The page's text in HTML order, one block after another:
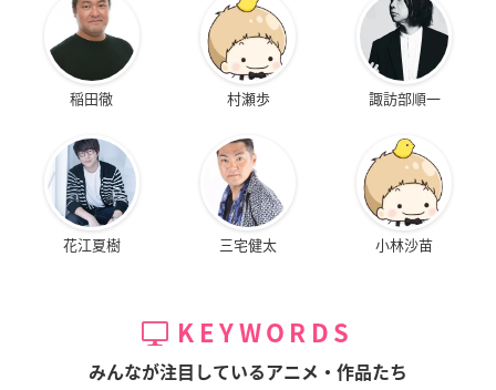
稲田徹 村瀬歩 諏訪部順一
花江夏樹 三宅健太 小林沙苗
KEYWORDS
みんなが注目しているアニメ・作品たち